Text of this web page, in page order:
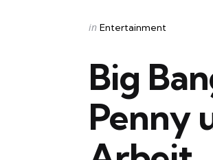
Categories
Posted
in Entertainment
Big
Penny